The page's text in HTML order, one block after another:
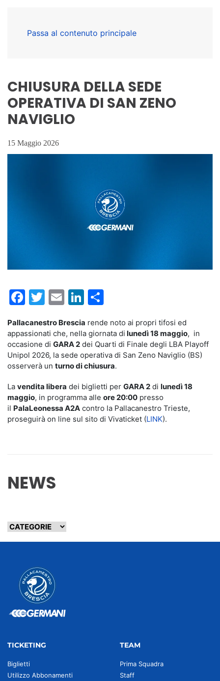
Passa al contenuto principale
CHIUSURA DELLA SEDE
OPERATIVA DI SAN ZENO
NAVIGLIO
15 Maggio 2026
Facebook
Twitter
EmailLinkedIn
Pallacanestro Brescia rende noto ai propri tifosi ed
appassionati che, nella giornata di lunedì 18 maggio, in
occasione di GARA 2 dei Quarti di Finale degli LBA Playoff
Unipol 2026, la sede operativa di San Zeno Naviglio (BS)
osserverà un turno di chiusura.
La vendita libera dei biglietti per GARA 2 di lunedì 18
maggio, in programma alle ore 20:00 presso
il PalaLeonessa A2A contro la Pallacanestro Trieste,
proseguirà on line sul sito di Vivaticket (LINK).
NEWS
TICKETING
Biglietti
Utilizzo Abbonamenti
TEAM
Prima Squadra
Staff